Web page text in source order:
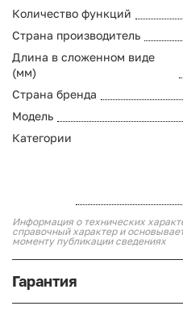
Количество функций
Страна производитель
Длина в сложенном виде
(мм)
Страна бренда
Модель
Категории
Информация о технических
справочный характер и
моменту публикации сведениях
Гарантия